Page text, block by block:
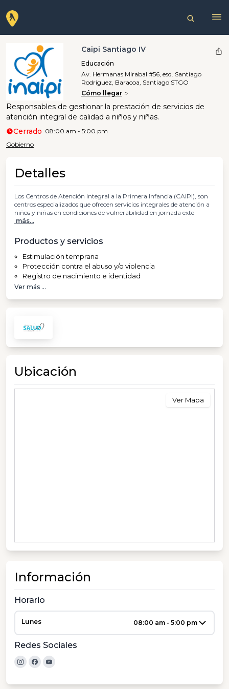
Caipi Santiago IV
Educación
Av. Hermanas Mirabal #56, esq. Santiago
Rodríguez, Baracoa, Santiago STGO
Cómo llegar
Responsables de gestionar la prestación de servicios de
atención integral de calidad a niños y niñas.
Cerrado 08:00 am - 5:00 pm
Gobierno
Detalles
Los Centros de Atención Integral a la Primera Infancia (CAIPI), son
centros especializados que ofrecen servicios integrales de atención a
niños y niñas en condiciones de vulnerabilidad en jornada exte
más...
Productos y servicios
Estimulación temprana
Protección contra el abuso y/o violencia
Registro de nacimiento e identidad
Ver más ...
Ubicación
Ver Mapa
Información
Horario
Lunes 08:00 am - 5:00 pm
Redes Sociales